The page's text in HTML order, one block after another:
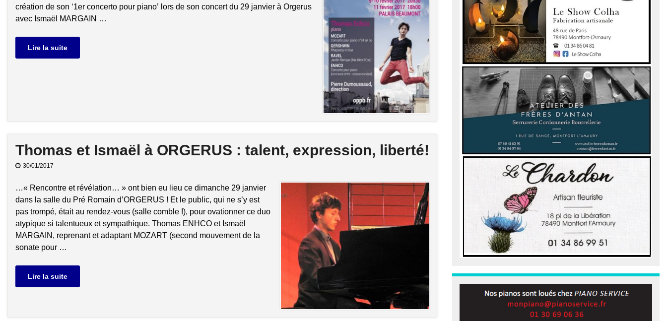
création de son ‘1er concerto pour piano’ lors de son concert du 29 janvier à Orgerus
avec Ismaël MARGAIN …
Lire la suite
Thomas et Ismaël à ORGERUS : talent, expression, liberté!
30/01/2017
…« Rencontre et révélation… » ont bien eu lieu ce dimanche 29 janvier
dans la salle du Pré Romain d’ORGERUS ! Et le public, qui ne s’y est
pas trompé, était au rendez-vous (salle comble !), pour ovationner ce duo
atypique si talentueux et sympathique. Thomas ENHCO et Ismaël
MARGAIN, reprenant et adaptant MOZART (second mouvement de la
sonate pour …
Lire la suite